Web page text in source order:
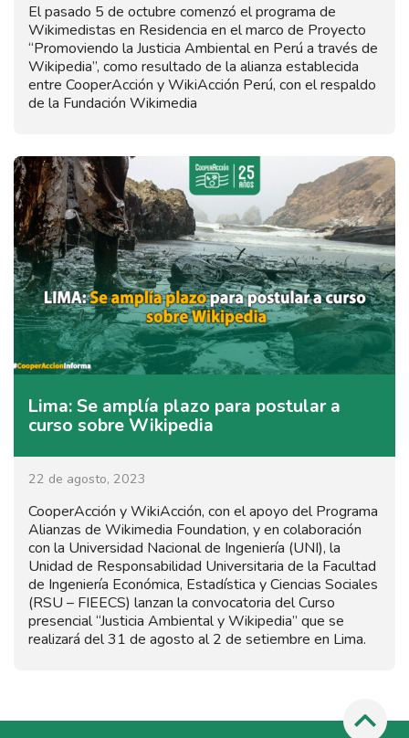
El pasado 5 de octubre comenzó el programa de
Wikimedistas en Residencia en el marco de Proyecto
“Promoviendo la Justicia Ambiental en Perú a través de
Wikipedia”, como resultado de la alianza establecida
entre CooperAcción y WikiAcción Perú, con el respaldo
de la Fundación Wikimedia
Lima: Se amplía plazo para postular a
curso sobre Wikipedia
22 de agosto, 2023
CooperAcción y WikiAcción, con el apoyo del Programa
Alianzas de Wikimedia Foundation, y en colaboración
con la Universidad Nacional de Ingeniería (UNI), la
Unidad de Responsabilidad Universitaria de la Facultad
de Ingeniería Económica, Estadística y Ciencias Sociales
(RSU – FIEECS) lanzan la convocatoria del Curso
presencial “Justicia Ambiental y Wikipedia” que se
realizará del 31 de agosto al 2 de setiembre en Lima.